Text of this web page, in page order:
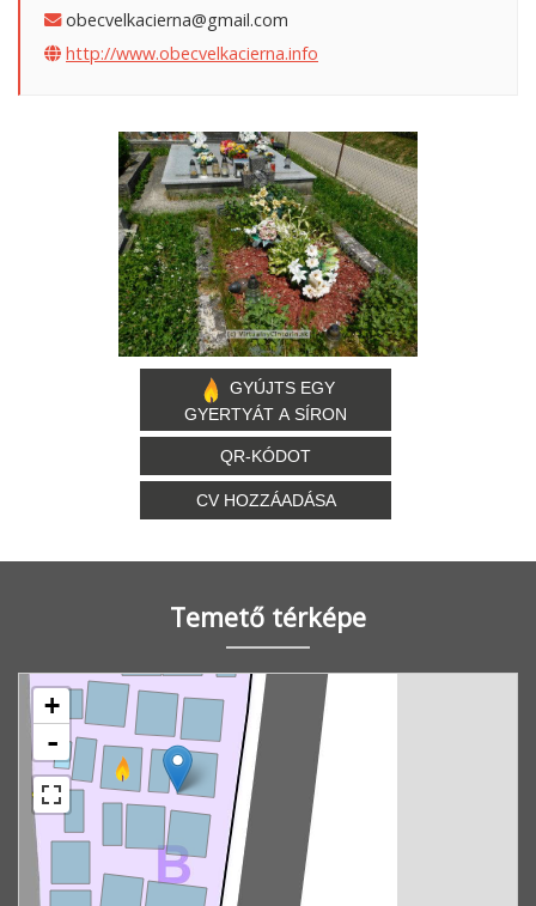
obecvelkacierna@gmail.com
http://www.obecvelkacierna.info
GYÚJTS EGY
GYERTYÁT A SÍRON
QR-KÓDOT
CV HOZZÁADÁSA
Temető térképe
+
-